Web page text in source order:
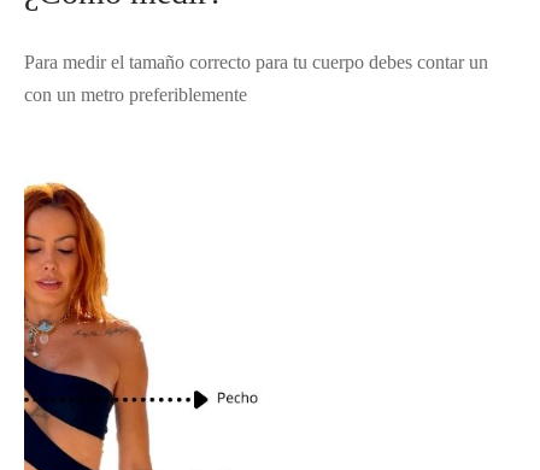
Para medir el tamaño correcto para tu cuerpo debes contar un
con un metro preferiblemente